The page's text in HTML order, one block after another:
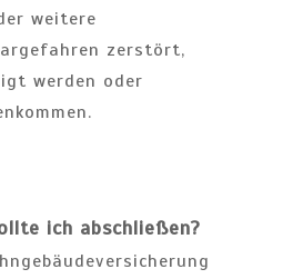
weitere
zerstört,
werden oder
ich abschließen?